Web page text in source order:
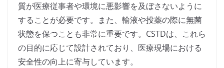
質が医療従事者や環境に悪影響を及ぼさないように
することが必要です。また、輸液や投薬の際に無菌
状態を保つことも非常に重要です。CSTDは、これら
の目的に応じて設計されており、医療現場における
安全性の向上に寄与しています。